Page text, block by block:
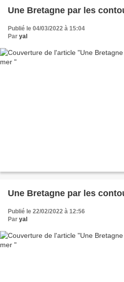
Une Bretagne par les
Publié le 04/03/2022 à 15:04
Par yal
Une Bretagne par les
Publié le 22/02/2022 à 12:56
Par yal